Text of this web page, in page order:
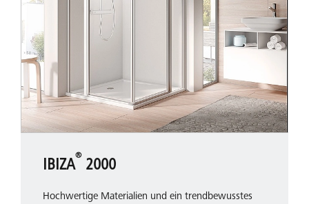
IBIZA
®
2000
Hochwertige Materialien und ein trendbewusstes